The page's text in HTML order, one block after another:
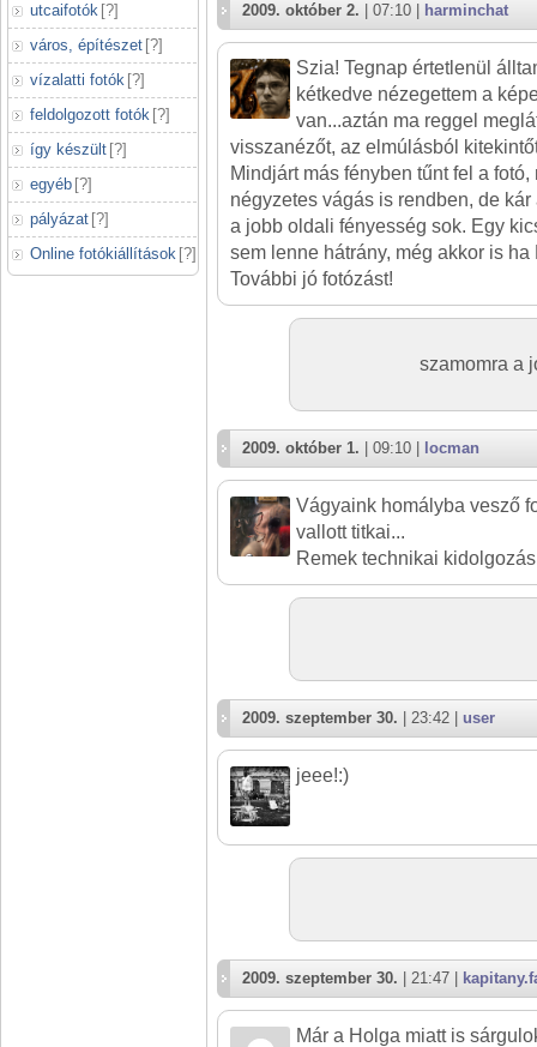
utcaifotók [?]
város, építészet [?]
vízalatti fotók [?]
feldolgozott fotók [?]
így készült [?]
egyéb [?]
pályázat [?]
Online fotókiállítások [?]
2009. október 2. | 07:10 | harminchat
Szia! Tegnap értetlenül
kétkedve nézegettem a
van...aztán ma reggel
visszanézőt, az elmúlásból
Mindjárt más fényben tűnt fel a
négyzetes vágás is rendben, de
a jobb oldali fényesség sok. Egy
sem lenne hátrány, még akkor is
További jó fotózást!
szamomra a
2009. október 1. | 09:10 | locman
Vágyaink homályba vesző
vallott titkai...
Remek technikai
2009. szeptember 30. | 23:42 | user
jeee!:)
2009. szeptember 30. | 21:47 |
Már a Holga miatt is